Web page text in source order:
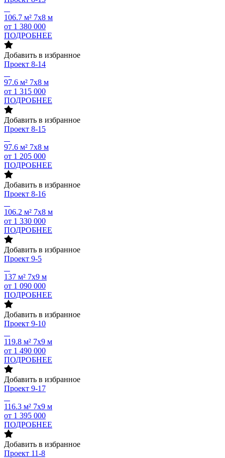
106.7 м² 7х8 м
от 1 380 000
ПОДРОБНЕЕ
Добавить в избранное
Проект 8-14
97.6 м² 7х8 м
от 1 315 000
ПОДРОБНЕЕ
Добавить в избранное
Проект 8-15
97.6 м² 7х8 м
от 1 205 000
ПОДРОБНЕЕ
Добавить в избранное
Проект 8-16
106.2 м² 7х8 м
от 1 330 000
ПОДРОБНЕЕ
Добавить в избранное
Проект 9-5
137 м² 7х9 м
от 1 090 000
ПОДРОБНЕЕ
Добавить в избранное
Проект 9-10
119.8 м² 7х9 м
от 1 490 000
ПОДРОБНЕЕ
Добавить в избранное
Проект 9-17
116.3 м² 7х9 м
от 1 395 000
ПОДРОБНЕЕ
Добавить в избранное
Проект 11-8